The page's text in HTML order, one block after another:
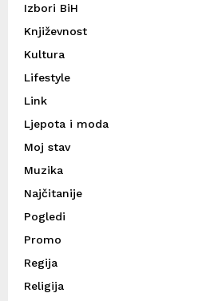
Izbori BiH
Književnost
Kultura
Lifestyle
Link
Ljepota i moda
Moj stav
Muzika
Najčitanije
Pogledi
Promo
Regija
Religija